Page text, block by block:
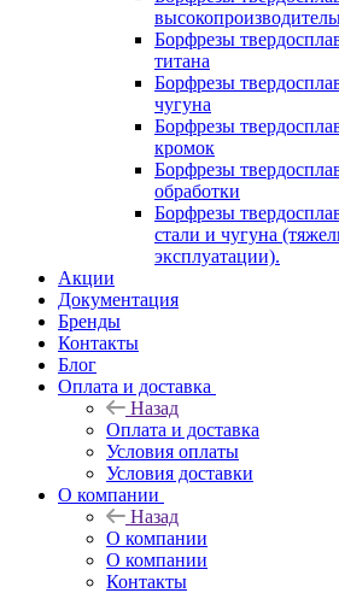
Борфрезы
титана
Борфрезы
чугуна
Борфрезы
кромок
Борфрезы
обработки
Борфрезы
стали и чугуна
эксплуатации).
Акции
Документация
Бренды
Контакты
Блог
Оплата и доставка
Назад
Оплата и доставка
Условия оплаты
Условия доставки
О компании
Назад
О компании
О компании
Контакты